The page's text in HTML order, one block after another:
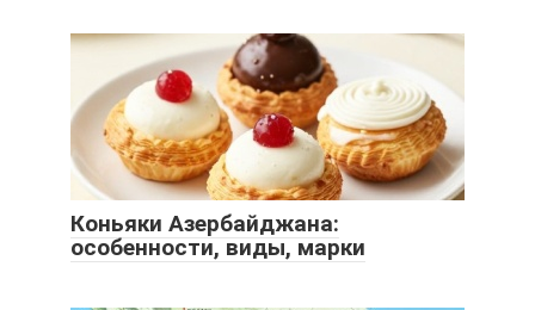
Коньяки Азербайджана:
особенности, виды, марки